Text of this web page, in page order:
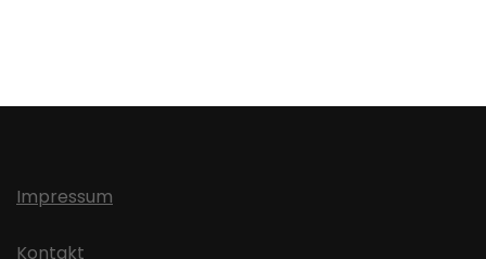
Impressum
Kontakt